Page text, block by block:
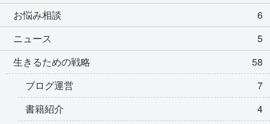
お悩み相談
6
ニュース
5
生きるための戦略
58
ブログ運営
7
書籍紹介
4